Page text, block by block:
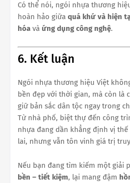
Có thể nói, ngói nhựa thương
hoàn hảo giữa quá khứ và hiện
hóa và ứng dụng công nghệ.
6. Kết luận
Ngói nhựa thương hiệu Việt
bền đẹp với thời gian, mà còn là
giữ bản sắc dân tộc ngay trong
Từ nhà phố, biệt thự đến công
nhựa đang dần khẳng định vị
lai, nhưng vẫn tôn vinh giá trị
Nếu bạn đang tìm kiếm một giải
bền – tiết kiệm, lại mang đậm